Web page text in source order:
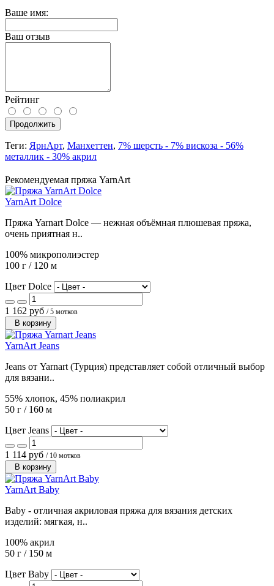
Ваше имя:
Ваш отзыв
Рейтинг
Продолжить
Теги: ЯрнАрт, Манхеттен, 7% шерсть - 7% вискоза - 56%
металлик - 30% акрил
Рекомендуемая пряжа YarnArt
YarnArt Dolce
Пряжа Yarnart Dolce — нежная объёмная плюшевая пряжа,
очень приятная н..
100% микрополиэстер
100 г / 120 м
Цвет Dolce
1 162 руб / 5 мотков
В корзину
YarnArt Jeans
Jeans от Yarnart (Турция) представляет собой отличный выбор
для вязани..
55% хлопок, 45% полиакрил
50 г / 160 м
Цвет Jeans
1 114 руб / 10 мотков
В корзину
YarnArt Baby
Baby - отличная акриловая пряжа для вязания детских
изделий: мягкая, н..
100% акрил
50 г / 150 м
Цвет Baby